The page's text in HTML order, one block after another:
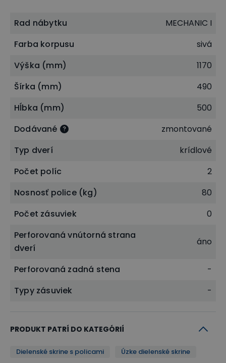
4U - výška čela zásuvky 174 mm, výška bočníce
zásuvky 153 mm
5U - výška čela zásuvky 218 mm, výška bočníce
Rad nábytku
MECHANIC I
Farba korpusu
sivá
Výška (mm)
1170
Šírka (mm)
490
Hĺbka (mm)
500
Dodávané
zmontované
Typ dverí
krídlové
Počet políc
2
Nosnosť police (kg)
80
Počet zásuviek
0
Perforovaná vnútorná strana
dverí
áno
Perforovaná zadná stena
-
Typy zásuviek
-
PRODUKT PATRÍ DO KATEGÓRIÍ
Dielenské skrine s policami
Úzke dielenské skrine